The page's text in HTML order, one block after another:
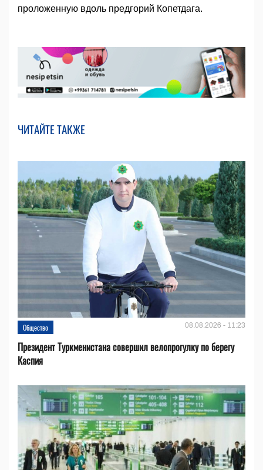
проложенную вдоль предгорий Копетдага.
ЧИТАЙТЕ ТАКЖЕ
Общество 08.08.2026 - 11:23
Президент Туркменистана совершил велопрогулку по берегу
Каспия